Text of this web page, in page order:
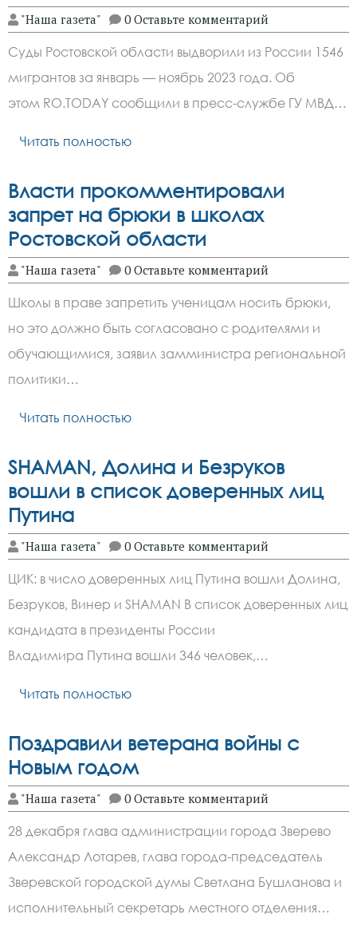
"Наша газета" 0 Оставьте комментарий
Суды Ростовской области выдворили из России 1546
мигрантов за январь — ноябрь 2023 года. Об
этом RO.TODAY сообщили в пресс-службе ГУ МВД…
Читать полностью
Власти прокомментировали
запрет на брюки в школах
Ростовской области
"Наша газета" 0 Оставьте комментарий
Школы в праве запретить ученицам носить брюки,
но это должно быть согласовано с родителями и
обучающимися, заявил замминистра региональной
политики…
Читать полностью
SHAMAN, Долина и Безруков
вошли в список доверенных лиц
Путина
"Наша газета" 0 Оставьте комментарий
ЦИК: в число доверенных лиц Путина вошли Долина,
Безруков, Винер и SHAMAN В список доверенных лиц
кандидата в президенты России
Владимира Путина вошли 346 человек,…
Читать полностью
Поздравили ветерана войны с
Новым годом
"Наша газета" 0 Оставьте комментарий
28 декабря глава администрации города Зверево
Александр Лотарев, глава города-председатель
Зверевской городской думы Светлана Бушланова и
исполнительный секретарь местного отделения…